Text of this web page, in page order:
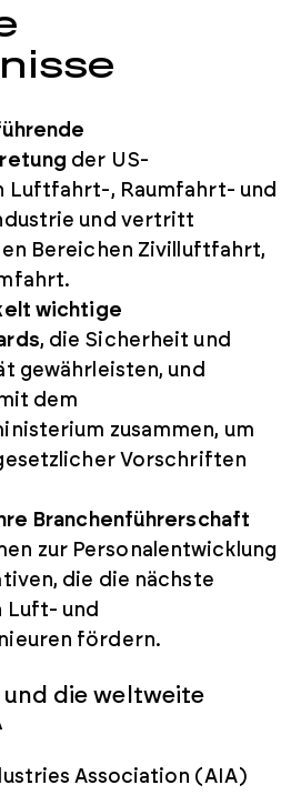
der US-
Luftfahrt-, Raumfahrt- und
und vertritt
Bereichen Zivilluftfahrt,
wichtige
, die Sicherheit und
gewährleisten, und
dem
zusammen, um
Vorschriften
Branchenführerschaft
zur Personalentwicklung
die die nächste
Luft- und
fördern.
die weltweite
Association (AIA)